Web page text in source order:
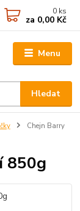
Menu
Hledat
0 ks
za 0,00 Kč
Chejn Barry
850g